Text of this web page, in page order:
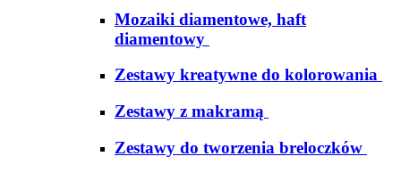
Mozaiki diamentowe, haft
diamentowy
Zestawy kreatywne do kolorowania
Zestawy z makramą
Zestawy do tworzenia breloczków